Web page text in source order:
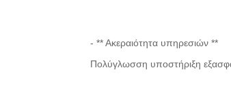
- ** Ακεραιότητα υπηρεσιών **
Πολύγλωσση υποστήριξη